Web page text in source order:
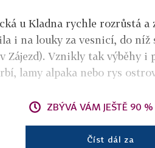
u Kladna rychle rozrůstá
i na louky za vesnicí, do níž
Zájezd). Vznikly tak výběhy i
lamy alpaka nebo rys
ZBÝVÁ VÁM JEŠTĚ 90
Číst dál za